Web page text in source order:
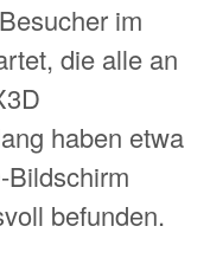
im
die alle an
haben etwa
Bildschirm
befunden.